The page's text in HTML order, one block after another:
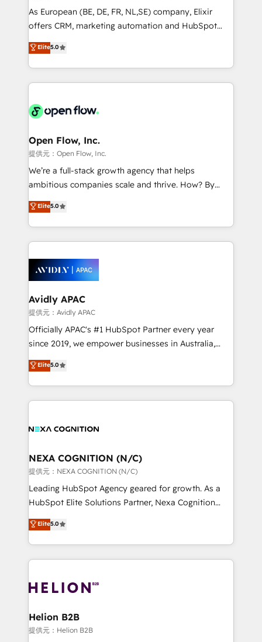
strategy, executed well, and reported on with clear
results. The culture is driven by core values; Joy, Grit,
Mindedness, and Clarity. We are driven to win for the
collective good of the company and its clientele, and
things are happening.
As European (BE, DE, FR, NL,SE) company, Elixir
offers CRM, marketing automation and HubSpot
integration products and services to mid-market
and enterprise customers. We ensure that your sales,
service and marketing department operates in the
most effective way, while at the same time
integrated buyers journey. Elixir is located in
and Stockholm Elixir is a first mover and leader
when it comes to HubSpot sales and service
implementations, highly renowned for our business
acumen, process (re-)design experience and a
integrate HubSpot with complex solutions like SAP,
MicroSoft, custom solutions,... Our company also has
execution, CPQ, customer portals and HubSpot CMS
Elite5.0
Open Flow, Inc.
提供元：Open Flow, Inc.
We’re a full-stack growth agency that helps
ambitious companies scale and thrive. How? By
upgrading and streamlining every single revenue-
generating aspect of your business. We’re proud
HubSpot Elite Solutions Partners and devout CRM
nerds who can harness HubSpot’s custom digital
experience. Working hand-in-hand with your team,
we’ll assemble a RevOps machine that drives more
traffic, generates better leads and crushes your
revenue goals. We've worked with thousands of
HubSpot customers and we'd love to work with you
too! Clients come to us for: Advanced CRM solutions
HubSpot Data System Migrations between systems
to HubSpot New lead generation strategies Time-
Elite5.0
Avidly APAC
提供元：Avidly APAC
Officially APAC's #1 HubSpot Partner every year
since 2019, we empower businesses in Australia,
New Zealand, and globally to realise their full
potential through enterprise HubSpot CRM
implementation. And we deliver best practice across
the whole HubSpot platform, covering marketing,
all businesses, from start-up to Enterprise, and have
the world. Our human approach to digital
transformation is designed for businesses who want
to grow. And we're passionate about APAC
businesses leading the world in technology, agility
record migrating businesses from CRM & Marketing
Platforms such as Salesforce, Dynamics, Pipedrive,
with attract and retain customers, manage their
business people and processes, and how they
Elite5.0
NEXA COGNITION (N/C)
提供元：NEXA COGNITION (N/C)
Leading HubSpot Agency geared for growth. As a
HubSpot Elite Solutions Partner, Nexa Cognition
ranks in the top 1% of global HubSpot Partners and
has been one of the longest-standing partners since
2012. We empower businesses to harness the full
potential of HubSpot by combining strategic
bespoke HubSpot solutions tailored to drive
Choose Nexa Cognition? 🚀 HubSpot Expertise: Our
certified team specialises in CRM implementation,
Elite5.0
Helion B2B
提供元：Helion B2B